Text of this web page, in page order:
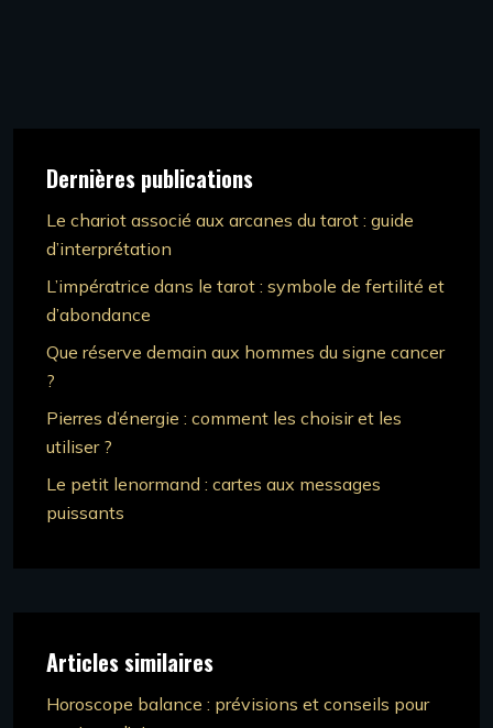
Dernières publications
Le chariot associé aux arcanes du tarot : guide
d’interprétation
L’impératrice dans le tarot : symbole de fertilité et
d’abondance
Que réserve demain aux hommes du signe cancer
?
Pierres d’énergie : comment les choisir et les
utiliser ?
Le petit lenormand : cartes aux messages
puissants
Articles similaires
Horoscope balance : prévisions et conseils pour